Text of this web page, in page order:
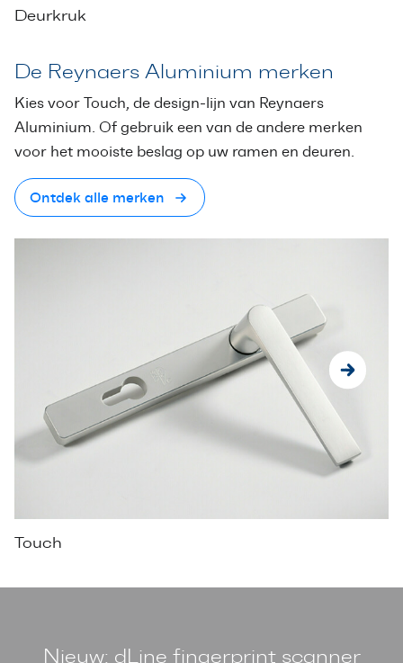
Deurkruk
De Reynaers Aluminium merken
Kies voor Touch, de design-lijn van Reynaers
Aluminium. Of gebruik een van de andere merken
voor het mooiste beslag op uw ramen en deuren.
Ontdek alle merken
Touch
Nieuw: dLine fingerprint scanner